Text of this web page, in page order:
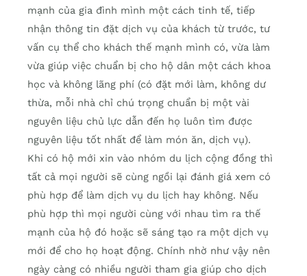
mạnh của gia đình mình một cách tinh tế, tiếp
nhận thông tin đặt dịch vụ của khách từ trước, tư
vấn cụ thể cho khách thế mạnh mình có, vừa làm
vừa giúp việc chuẩn bị cho hộ dân một cách khoa
học và không lãng phí (có đặt mới làm, không dư
thừa, mỗi nhà chỉ chú trọng chuẩn bị một vài
nguyên liệu chủ lực dẫn đến họ luôn tìm được
nguyên liệu tốt nhất để làm món ăn, dịch vụ).
Khi có hộ mới xin vào nhóm du lịch cộng đồng thì
tất cả mọi người sẽ cùng ngồi lại đánh giá xem có
phù hợp để làm dịch vụ du lịch hay không. Nếu
phù hợp thì mọi người cùng với nhau tìm ra thế
mạnh của hộ đó hoặc sẽ sáng tạo ra một dịch vụ
mới để cho họ hoạt động. Chính nhờ như vậy nên
ngày càng có nhiều người tham gia giúp cho dịch